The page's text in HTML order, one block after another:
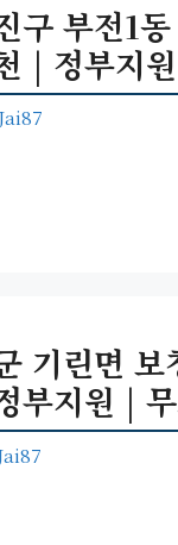
구 부전1
| 정부지
Jai87
기린면
부지원 |